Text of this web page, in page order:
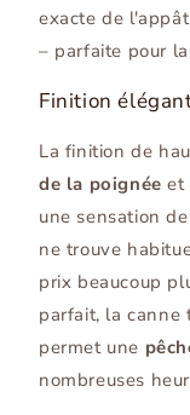
exacte de
– parfaite pour la
Finition
La finition de
de la poignée et
une sensation
ne trouve
prix beaucoup
parfait, la canne
permet une
nombreuses